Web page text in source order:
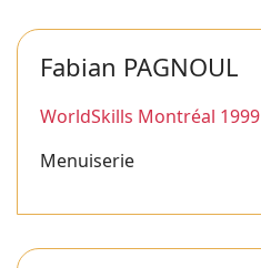
Fabian PAGNOUL
WorldSkills Montréal 1999
Menuiserie